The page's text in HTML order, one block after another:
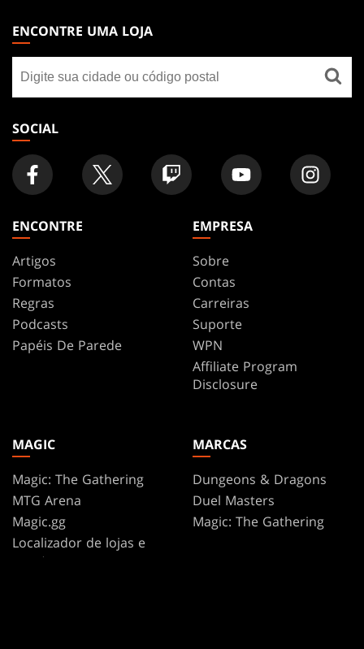
THE
GATHERING
FOOTER
ENCONTRE UMA LOJA
uma
loja
SOCIAL
ENCONTRE
Artigos
Formatos
Regras
Podcasts
Papéis De Parede
EMPRESA
Sobre
Contas
Carreiras
Suporte
WPN
Affiliate Program
Disclosure
MAGIC
Magic: The Gathering
MTG Arena
Magic.gg
Localizador de lojas e
eventos
MARCAS
Dungeons & Dragons
Duel Masters
Magic: The Gathering